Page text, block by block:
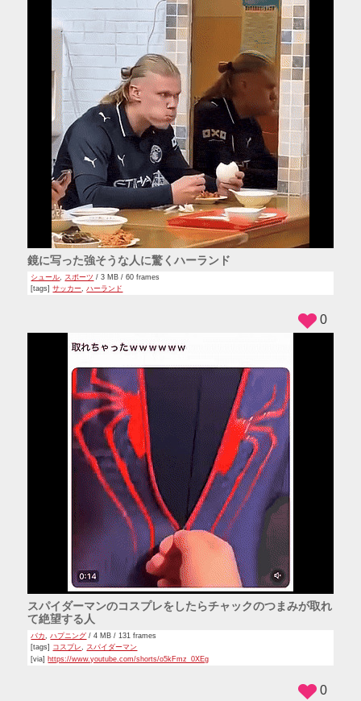
鏡に写った強そうな人に驚くハーランド
シュール スポーツ / 3 MB / 60 frames
[tags]サッカー,ハーランド
スパイダーマンのコスプレをしたらチャックのつまみが取れ
て絶望する人
バカ ,ハプニング / 4 MB / 131 frames
[tags] コスプレ, スパイダーマン
[via] https://www.youtube.com/shorts/o5kFmz_0XEg
0
0